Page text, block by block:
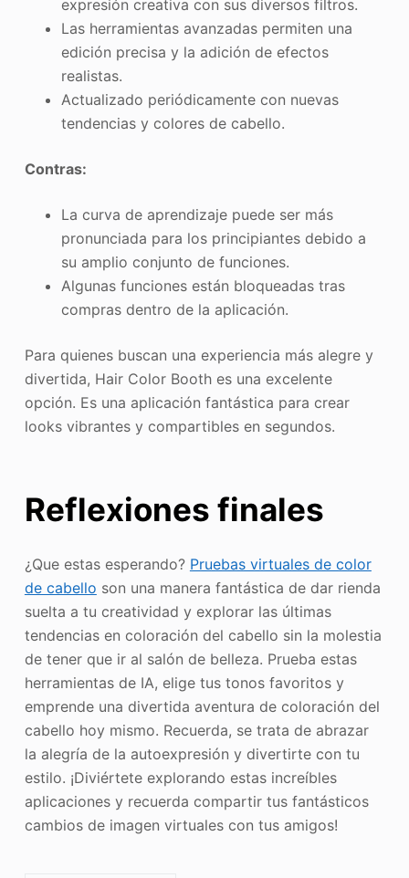
expresión creativa con sus diversos filtros.
Las herramientas avanzadas permiten una
edición precisa y la adición de efectos
realistas.
Actualizado periódicamente con nuevas
tendencias y colores de cabello.
Contras:
La curva de aprendizaje puede ser más
pronunciada para los principiantes debido a
su amplio conjunto de funciones.
Algunas funciones están bloqueadas tras
compras dentro de la aplicación.
Para quienes buscan una experiencia más alegre y
divertida, Hair Color Booth es una excelente
opción. Es una aplicación fantástica para crear
looks vibrantes y compartibles en segundos.
Reflexiones finales
¿Que estas esperando? Pruebas virtuales de color
de cabello son una manera fantástica de dar rienda
suelta a tu creatividad y explorar las últimas
tendencias en coloración del cabello sin la molestia
de tener que ir al salón de belleza. Prueba estas
herramientas de IA, elige tus tonos favoritos y
emprende una divertida aventura de coloración del
cabello hoy mismo. Recuerda, se trata de abrazar
la alegría de la autoexpresión y divertirte con tu
estilo. ¡Diviértete explorando estas increíbles
aplicaciones y recuerda compartir tus fantásticos
cambios de imagen virtuales con tus amigos!